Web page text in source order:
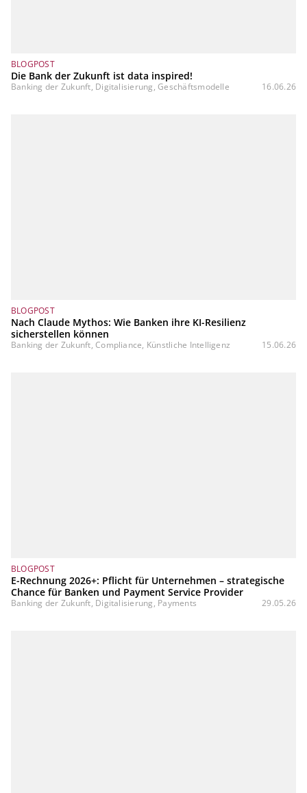
BLOGPOST
Die Bank der Zukunft ist data inspired!
Banking der Zukunft, Digitalisierung, Geschäftsmodelle 16.06.26
BLOGPOST
Nach Claude Mythos: Wie Banken ihre KI-Resilienz
sicherstellen können
Banking der Zukunft, Compliance, Künstliche Intelligenz 15.06.26
BLOGPOST
E-Rechnung 2026+: Pflicht für Unternehmen – strategische
Chance für Banken und Payment Service Provider
Banking der Zukunft, Digitalisierung, Payments 29.05.26